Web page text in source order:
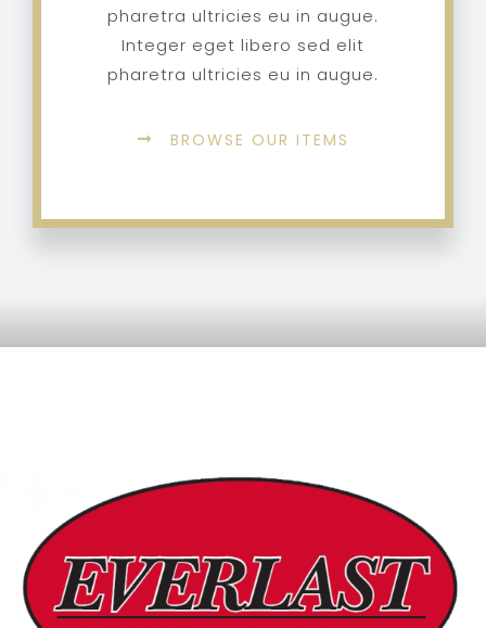
pharetra ultricies eu in augue.
Integer eget libero sed elit
pharetra ultricies eu in augue.
BROWSE OUR ITEMS